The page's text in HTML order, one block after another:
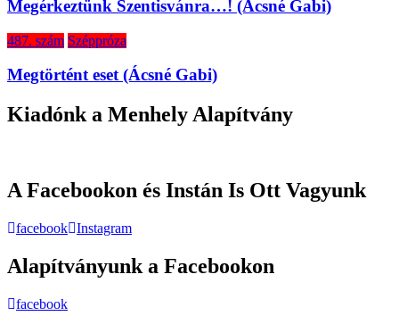
Megérkeztünk Szentisvánra…! (Ácsné Gabi)
487. szám Széppróza
Megtörtént eset (Ácsné Gabi)
Kiadónk a Menhely Alapítvány
A Facebookon és Instán Is Ott Vagyunk
facebook Instagram
Alapítványunk a Facebookon
facebook